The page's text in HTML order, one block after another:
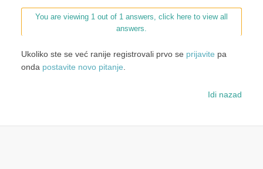
You are viewing 1 out of 1 answers, click here to view all
answers.
Ukoliko ste se već ranije registrovali prvo se prijavite pa
onda postavite novo pitanje.
Idi nazad